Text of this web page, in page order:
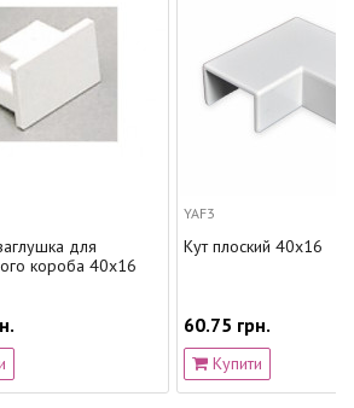
для
40х16
Кут плоский 40x16
60.75 грн.
Купити